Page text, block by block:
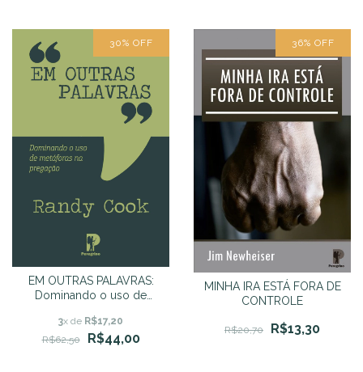
30% OFF
EM OUTRAS PALAVRAS:
Dominando o uso de
3x de R$17,20
R$62,50
R$44,00
36% OFF
MINHA IRA ESTÁ FORA DE
CONTROLE
R$20,70 R$13,30